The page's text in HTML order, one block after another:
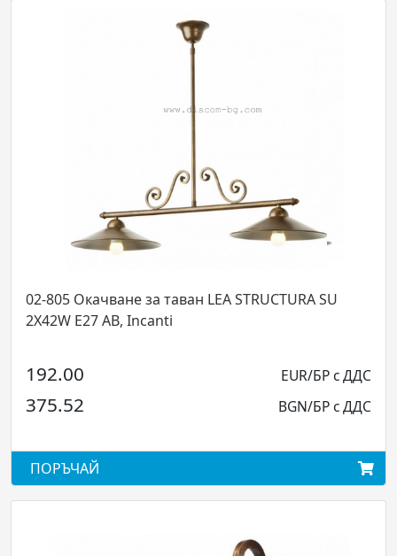
за таван LEA STRUCTURA SU
AB, Incanti
EUR/БР с ДДС
BGN/БР с ДДС
02-903
72.00
140.82